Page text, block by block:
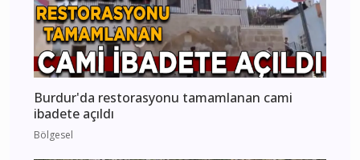
Burdur'da restorasyonu tamamlanan cami
ibadete açıldı
Bölgesel